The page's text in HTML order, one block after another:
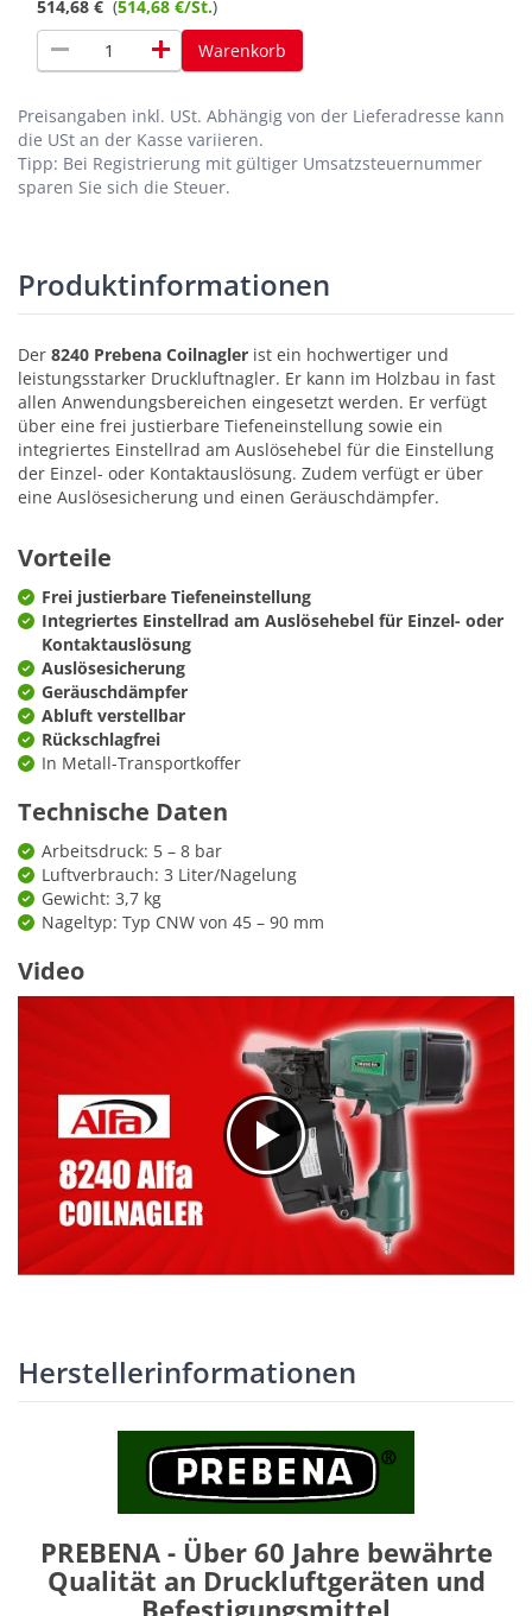
514,68 € (514,68 €/St.)
remove add Warenkorb
Preisangaben inkl. USt. Abhängig von der Lieferadresse kann
die USt an der Kasse variieren.
Tipp: Bei Registrierung mit gültiger Umsatzsteuernummer
sparen Sie sich die Steuer.
Produktinformationen
Der 8240 Prebena Coilnagler ist ein hochwertiger und
leistungsstarker Druckluftnagler. Er kann im Holzbau in fast
allen Anwendungsbereichen eingesetzt werden. Er verfügt
über eine frei justierbare Tiefeneinstellung sowie ein
integriertes Einstellrad am Auslösehebel für die Einstellung
der Einzel- oder Kontaktauslösung. Zudem verfügt er über
eine Auslösesicherung und einen Geräuschdämpfer.
Vorteile
Frei justierbare Tiefeneinstellung
Integriertes Einstellrad am Auslösehebel für Einzel- oder
Kontaktauslösung
Auslösesicherung
Geräuschdämpfer
Abluft verstellbar
Rückschlagfrei
In Metall-Transportkoffer
Technische Daten
Arbeitsdruck: 5 – 8 bar
Luftverbrauch: 3 Liter/Nagelung
Gewicht: 3,7 kg
Nageltyp: Typ CNW von 45 – 90 mm
Video
Herstellerinformationen
PREBENA - Über 60 Jahre bewährte
Qualität an Druckluftgeräten und
Befestigungsmittel